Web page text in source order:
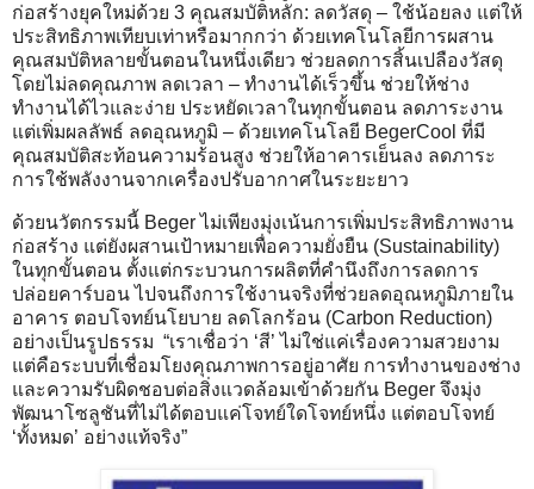
ก่อสร้างยุคใหม่ด้วย 3 คุณสมบัติหลัก: ลดวัสดุ – ใช้น้อยลง แต่ให้
ประสิทธิภาพเทียบเท่าหรือมากกว่า ด้วยเทคโนโลยีการผสาน
คุณสมบัติหลายขั้นตอนในหนึ่งเดียว ช่วยลดการสิ้นเปลืองวัสดุ
โดยไม่ลดคุณภาพ ลดเวลา – ทำงานได้เร็วขึ้น ช่วยให้ช่าง
ทำงานได้ไวและง่าย ประหยัดเวลาในทุกขั้นตอน ลดภาระงาน
แต่เพิ่มผลลัพธ์ ลดอุณหภูมิ – ด้วยเทคโนโลยี BegerCool ที่มี
คุณสมบัติสะท้อนความร้อนสูง ช่วยให้อาคารเย็นลง ลดภาระ
การใช้พลังงานจากเครื่องปรับอากาศในระยะยาว
ด้วยนวัตกรรมนี้ Beger ไม่เพียงมุ่งเน้นการเพิ่มประสิทธิภาพงาน
ก่อสร้าง แต่ยังผสานเป้าหมายเพื่อความยั่งยืน (Sustainability)
ในทุกขั้นตอน ตั้งแต่กระบวนการผลิตที่คำนึงถึงการลดการ
ปล่อยคาร์บอน ไปจนถึงการใช้งานจริงที่ช่วยลดอุณหภูมิภายใน
อาคาร ตอบโจทย์นโยบาย ลดโลกร้อน (Carbon Reduction)
อย่างเป็นรูปธรรม “เราเชื่อว่า ‘สี’ ไม่ใช่แค่เรื่องความสวยงาม
แต่คือระบบที่เชื่อมโยงคุณภาพการอยู่อาศัย การทำงานของช่าง
และความรับผิดชอบต่อสิ่งแวดล้อมเข้าด้วยกัน Beger จึงมุ่ง
พัฒนาโซลูชันที่ไม่ได้ตอบแค่โจทย์ใดโจทย์หนึ่ง แต่ตอบโจทย์
‘ทั้งหมด’ อย่างแท้จริง”